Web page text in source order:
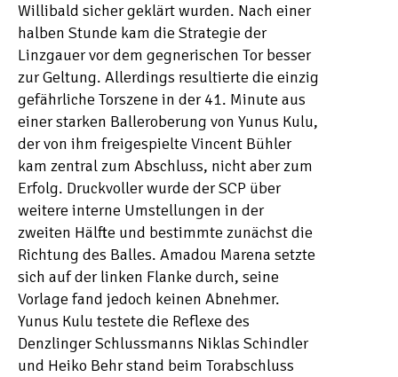
Willibald sicher geklärt wurden. Nach einer
halben Stunde kam die Strategie der
Linzgauer vor dem gegnerischen Tor besser
zur Geltung. Allerdings resultierte die einzig
gefährliche Torszene in der 41. Minute aus
einer starken Balleroberung von Yunus Kulu,
der von ihm freigespielte Vincent Bühler
kam zentral zum Abschluss, nicht aber zum
Erfolg. Druckvoller wurde der SCP über
weitere interne Umstellungen in der
zweiten Hälfte und bestimmte zunächst die
Richtung des Balles. Amadou Marena setzte
sich auf der linken Flanke durch, seine
Vorlage fand jedoch keinen Abnehmer.
Yunus Kulu testete die Reflexe des
Denzlinger Schlussmanns Niklas Schindler
und Heiko Behr stand beim Torabschluss